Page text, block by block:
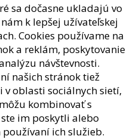
sa dočasne ukladajú vo
k lepšej užívateľskej
Cookies používame na
a reklám, poskytovanie
návštevnosti.
našich stránok tiež
oblasti sociálnych sietí,
kombinovať s
im poskytli alebo
ich služieb.